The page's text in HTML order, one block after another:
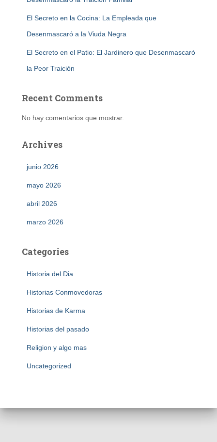
El Secreto en la Cocina: La Empleada que
Desenmascaró a la Viuda Negra
El Secreto en el Patio: El Jardinero que Desenmascaró
la Peor Traición
Recent Comments
No hay comentarios que mostrar.
Archives
junio 2026
mayo 2026
abril 2026
marzo 2026
Categories
Historia del Dia
Historias Conmovedoras
Historias de Karma
Historias del pasado
Religion y algo mas
Uncategorized